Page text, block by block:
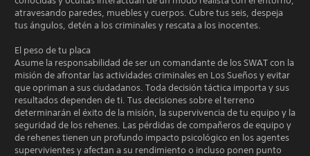
atravesando paredes, muebles y cuerpos. Cubre tus seis, despeja
tus ángulos, detén a los criminales y rescata a los inocentes.
El peso de tu placa
Asume la responsabilidad de ser un comandante de los SWAT con la
misión de afrontar las actividades criminales en Los Sueños y evitar
que opriman a sus ciudadanos. Toda decisión táctica importa y sus
resultados dependen de ti. Tus decisiones sobre el terreno
determinarán el éxito de la misión, la supervivencia de tu equipo y la
seguridad de los rehenes. Las pérdidas de compañeros de equipo y
de rehenes tienen un profundo impacto psicológico en los agentes
supervivientes y afectan a su rendimiento o incluso ponen punto